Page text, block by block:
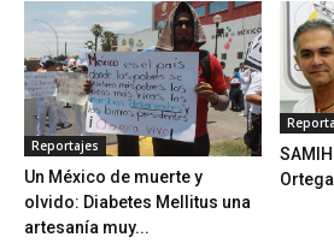
Reportajes
Un México de muerte y
olvido: Diabetes Mellitus una
artesanía muy...